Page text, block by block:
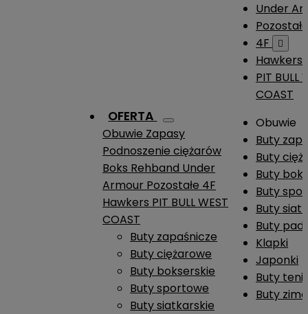
OFERTA
Obuwie Zapasy
Podnoszenie ciężarów
Boks Rehband Under
Armour Pozostałe 4F
Hawkers PIT BULL WEST
COAST
Buty zapaśnicze
Buty ciężarowe
Buty bokserskie
Buty sportowe
Buty siatkarskie
Under
4F

Hawkers
PIT BULL
COAST
Obuwie
Buty
Buty
Buty
Buty
Buty
Buty
Klapki
Japonki
Buty
Buty